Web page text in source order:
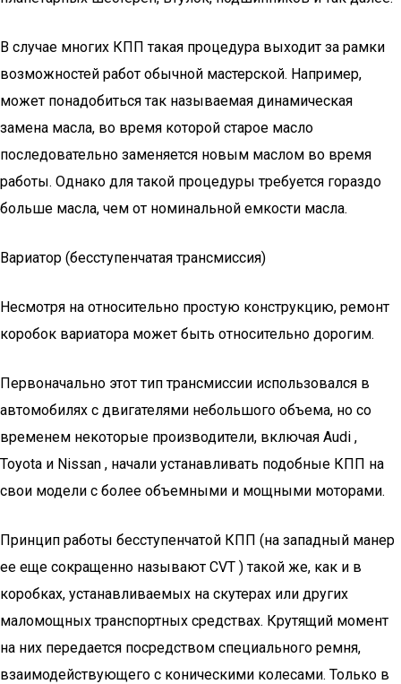
В случае многих КПП такая процедура выходит за рамки
возможностей работ обычной мастерской. Например,
может понадобиться так называемая динамическая
замена масла, во время которой старое масло
последовательно заменяется новым маслом во время
работы. Однако для такой процедуры требуется гораздо
больше масла, чем от номинальной емкости масла.
Вариатор (бесступенчатая трансмиссия)
Несмотря на относительно простую конструкцию, ремонт
коробок вариатора может быть относительно дорогим.
Первоначально этот тип трансмиссии использовался в
автомобилях с двигателями небольшого объема, но со
временем некоторые производители, включая Audi ,
Toyota и Nissan , начали устанавливать подобные КПП на
свои модели с более объемными и мощными моторами.
Принцип работы бесступенчатой КПП (на западный манер
ее еще сокращенно называют CVT ) такой же, как и в
коробках, устанавливаемых на скутерах или других
маломощных транспортных средствах. Крутящий момент
на них передается посредством специального ремня,
взаимодействующего с коническими колесами. Только в